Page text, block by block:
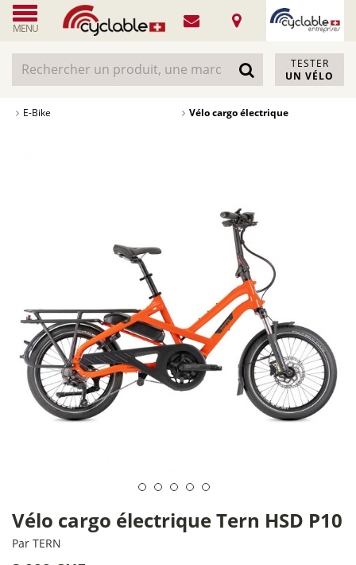
MENU
TESTER
UN VÉLO
E-Bike Vélo cargo électrique
Vélo cargo électrique Tern HSD P10
Par TERN